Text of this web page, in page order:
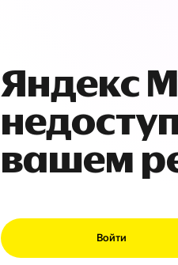
Яндекс
вашем
Войти